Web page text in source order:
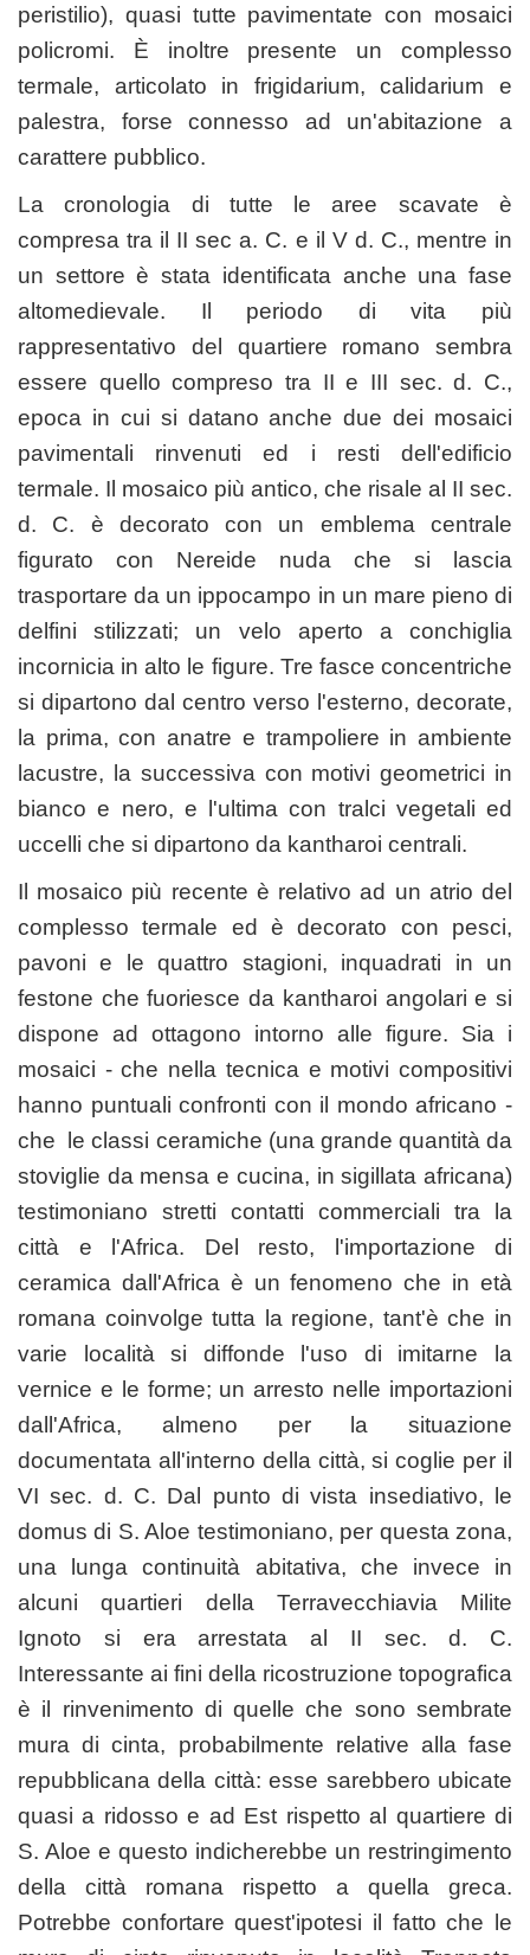
peristilio), quasi tutte pavimentate con mosaici
policromi. È inoltre presente un complesso
termale, articolato in frigidarium, calidarium e
palestra, forse connesso ad un'abitazione a
carattere pubblico.
La cronologia di tutte le aree scavate è
compresa tra il II sec a. C. e il V d. C., mentre in
un settore è stata identificata anche una fase
altomedievale. Il periodo di vita più
rappresentativo del quartiere romano sembra
essere quello compreso tra II e III sec. d. C.,
epoca in cui si datano anche due dei mosaici
pavimentali rinvenuti ed i resti dell'edificio
termale. Il mosaico più antico, che risale al II sec.
d. C. è decorato con un emblema centrale
figurato con Nereide nuda che si lascia
trasportare da un ippocampo in un mare pieno di
delfini stilizzati; un velo aperto a conchiglia
incornicia in alto le figure. Tre fasce concentriche
si dipartono dal centro verso l'esterno, decorate,
la prima, con anatre e trampoliere in ambiente
lacustre, la successiva con motivi geometrici in
bianco e nero, e l'ultima con tralci vegetali ed
uccelli che si dipartono da kantharoi centrali.
Il mosaico più recente è relativo ad un atrio del
complesso termale ed è decorato con pesci,
pavoni e le quattro stagioni, inquadrati in un
festone che fuoriesce da kantharoi angolari e si
dispone ad ottagono intorno alle figure. Sia i
mosaici - che nella tecnica e motivi compositivi
hanno puntuali confronti con il mondo africano -
che le classi ceramiche (una grande quantità da
stoviglie da mensa e cucina, in sigillata africana)
testimoniano stretti contatti commerciali tra la
città e l'Africa. Del resto, l'importazione di
ceramica dall'Africa è un fenomeno che in età
romana coinvolge tutta la regione, tant'è che in
varie località si diffonde l'uso di imitarne la
vernice e le forme; un arresto nelle importazioni
dall'Africa, almeno per la situazione
documentata all'interno della città, si coglie per il
VI sec. d. C. Dal punto di vista insediativo, le
domus di S. Aloe testimoniano, per questa zona,
una lunga continuità abitativa, che invece in
alcuni quartieri della Terravecchiavia Milite
Ignoto si era arrestata al II sec. d. C.
Interessante ai fini della ricostruzione topografica
è il rinvenimento di quelle che sono sembrate
mura di cinta, probabilmente relative alla fase
repubblicana della città: esse sarebbero ubicate
quasi a ridosso e ad Est rispetto al quartiere di
S. Aloe e questo indicherebbe un restringimento
della città romana rispetto a quella greca.
Potrebbe confortare quest'ipotesi il fatto che le